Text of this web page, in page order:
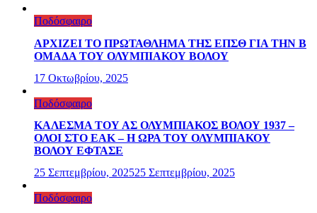
Ποδόσφαιρο
ΑΡΧΙΖΕΙ ΤΟ ΠΡΩΤΑΘΛΗΜΑ ΤΗΣ ΕΠΣΘ ΓΙΑ ΤΗΝ Β
ΟΜΑΔΑ ΤΟΥ ΟΛΥΜΠΙΑΚΟΥ ΒΟΛΟΥ
17 Οκτωβρίου, 2025
Ποδόσφαιρο
ΚΑΛΕΣΜΑ ΤΟΥ ΑΣ ΟΛΥΜΠΙΑΚΟΣ ΒΟΛΟΥ 1937 –
ΟΛΟΙ ΣΤΟ ΕΑΚ – Η ΩΡΑ ΤΟΥ ΟΛΥΜΠΙΑΚΟΥ
ΒΟΛΟΥ ΕΦΤΑΣΕ
25 Σεπτεμβρίου, 202525 Σεπτεμβρίου, 2025
Ποδόσφαιρο